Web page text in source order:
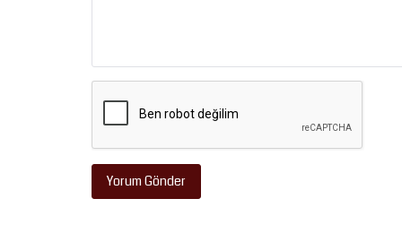
Yorum Gönder